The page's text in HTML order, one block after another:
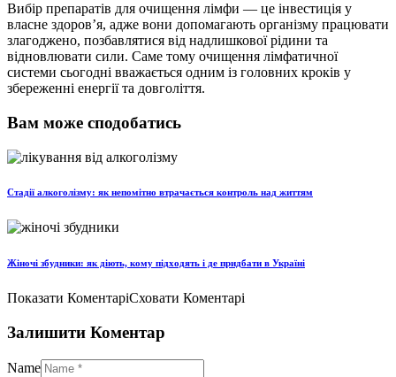
Вибір препаратів для очищення лімфи — це інвестиція у
власне здоров’я, адже вони допомагають організму працювати
злагоджено, позбавлятися від надлишкової рідини та
відновлювати сили. Саме тому очищення лімфатичної
системи сьогодні вважається одним із головних кроків у
збереженні енергії та довголіття.
Вам може сподобатись
Стадії алкоголізму: як непомітно втрачається контроль над життям
Жіночі збудники: як діють, кому підходять і де придбати в Україні
Показати КоментаріСховати Коментарі
Залишити Коментар
Name